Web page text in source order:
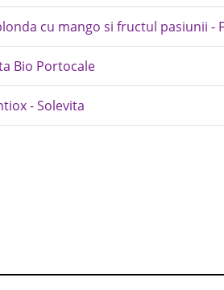
cu mango si fructul pasiunii -
Bio Portocale
- Solevita